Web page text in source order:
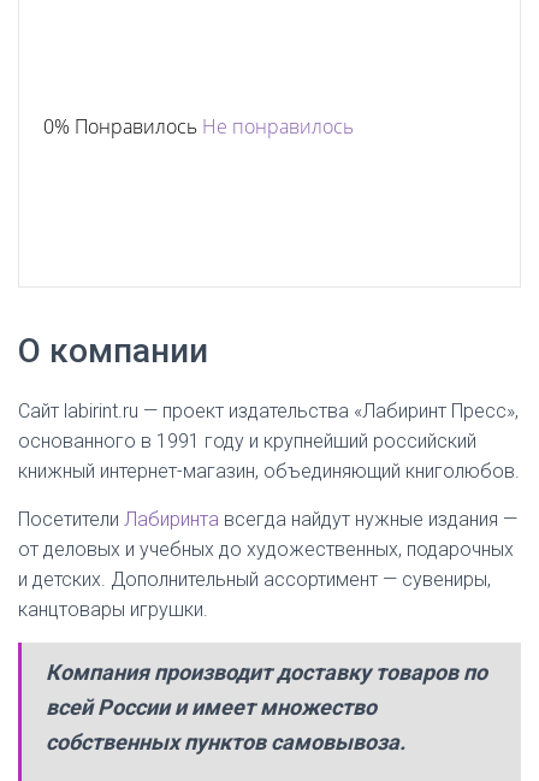
0% Понравилось Не понравилось
О компании
Сайт labirint.ru — проект издательства «Лабиринт Пресс»,
основанного в 1991 году и крупнейший российский
книжный интернет-магазин, объединяющий книголюбов.
Посетители Лабиринта всегда найдут нужные издания —
от деловых и учебных до художественных, подарочных
и детских. Дополнительный ассортимент — сувениры,
канцтовары игрушки.
Компания производит доставку товаров по
всей России и имеет множество
собственных пунктов самовывоза.